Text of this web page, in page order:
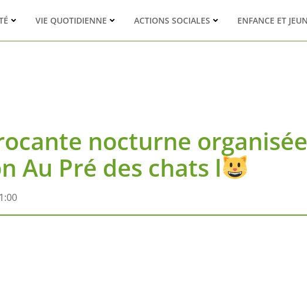
VIE QUOTIDIENNE ACTIONS SOCIALES ENFANCE ET
nocturne
Au Pré des chats l